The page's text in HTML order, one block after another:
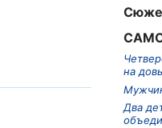
на
Два